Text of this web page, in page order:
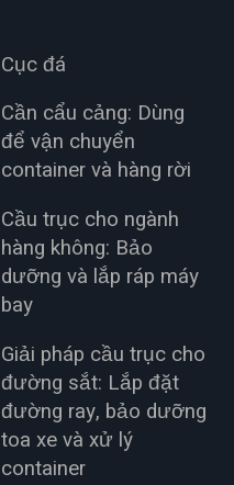
Cục đá
Cần cẩu cảng: Dùng
để vận chuyển
container và hàng rời
Cầu trục cho ngành
hàng không: Bảo
dưỡng và lắp ráp máy
bay
Giải pháp cầu trục cho
đường sắt: Lắp đặt
đường ray, bảo dưỡng
toa xe và xử lý
container